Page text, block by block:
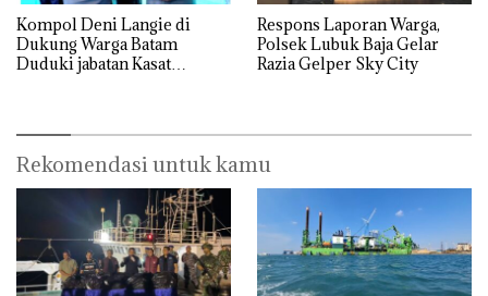
Kompol Deni Langie di
Dukung Warga Batam
Duduki jabatan Kasat
Respons Laporan Warga,
Polsek Lubuk Baja Gelar
Razia Gelper Sky City
Rekomendasi untuk kamu